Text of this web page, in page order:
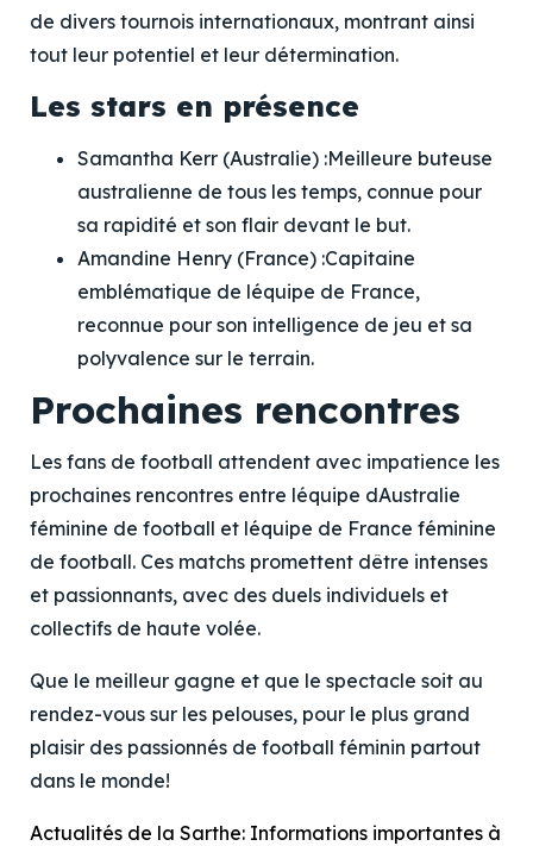
de divers tournois internationaux, montrant ainsi
tout leur potentiel et leur détermination.
Les stars en présence
Samantha Kerr (Australie) :Meilleure buteuse
australienne de tous les temps, connue pour
sa rapidité et son flair devant le but.
Amandine Henry (France) :Capitaine
emblématique de léquipe de France,
reconnue pour son intelligence de jeu et sa
polyvalence sur le terrain.
Prochaines rencontres
Les fans de football attendent avec impatience les
prochaines rencontres entre léquipe dAustralie
féminine de football et léquipe de France féminine
de football. Ces matchs promettent dêtre intenses
et passionnants, avec des duels individuels et
collectifs de haute volée.
Que le meilleur gagne et que le spectacle soit au
rendez-vous sur les pelouses, pour le plus grand
plaisir des passionnés de football féminin partout
dans le monde!
Actualités de la Sarthe: Informations importantes à